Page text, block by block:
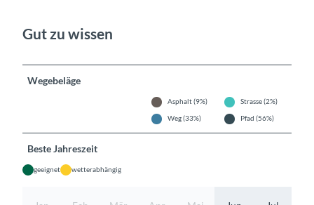
Gut zu wissen
Wegebeläge
Asphalt (9%)
Strasse (2%)
Weg (33%)
Pfad (56%)
Beste Jahreszeit
geeignet wetterabhängig